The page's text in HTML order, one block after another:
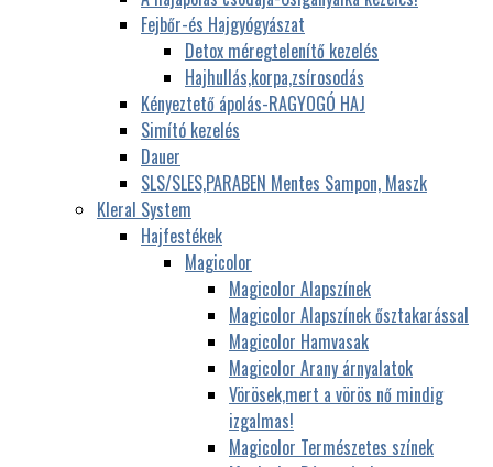
Fejbőr-és Hajgyógyászat
Detox méregtelenítő kezelés
Hajhullás,korpa,zsírosodás
Kényeztető ápolás-RAGYOGÓ HAJ
Simító kezelés
Dauer
SLS/SLES,PARABEN Mentes Sampon, Maszk
Kleral System
Hajfestékek
Magicolor
Magicolor Alapszínek
Magicolor Alapszínek ősztakarással
Magicolor Hamvasak
Magicolor Arany árnyalatok
Vörösek,mert a vörös nő mindig
izgalmas!
Magicolor Természetes színek